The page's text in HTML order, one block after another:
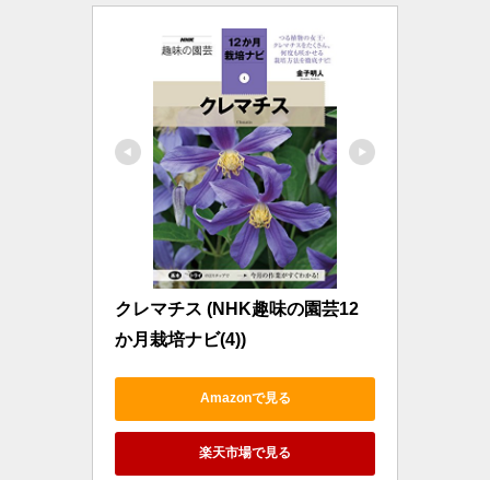
クレマチス (NHK趣味の園芸12
か月栽培ナビ(4))
Amazonで見る
楽天市場で見る